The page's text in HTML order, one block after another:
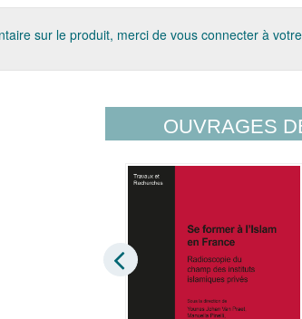
sur le produit, merci de vous connecter à
OUVRAGES